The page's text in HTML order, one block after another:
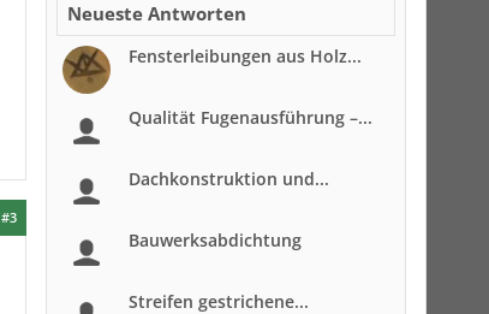
#3
Neueste Antworten
Fensterleibungen aus Holz...
Qualität Fugenausführung –...
Dachkonstruktion und...
Bauwerksabdichtung
Streifen gestrichene...